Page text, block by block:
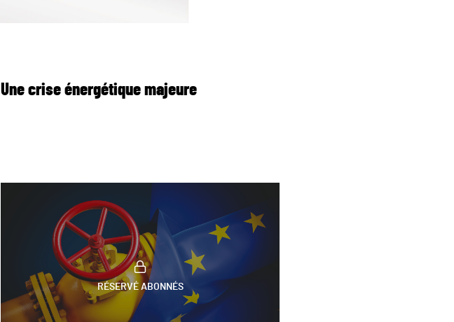
Une crise énergétique majeure
RÉSERVÉ ABONNÉS